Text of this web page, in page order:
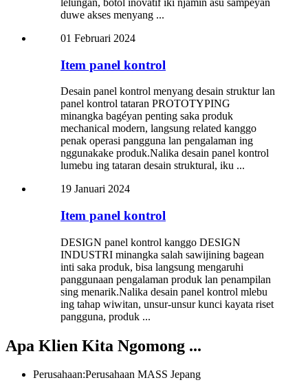
duwe akses menyang ...
01 Februari 2024
Item panel kontrol
Desain panel kontrol menyang desain struktur lan
panel kontrol tataran PROTOTYPING
minangka bagéyan penting saka produk
mechanical modern, langsung related kanggo
penak operasi pangguna lan pengalaman ing
nggunakake produk.Nalika desain panel kontrol
lumebu ing tataran desain struktural, iku ...
19 Januari 2024
Item panel kontrol
DESIGN panel kontrol kanggo DESIGN
INDUSTRI minangka salah sawijining bagean
inti saka produk, bisa langsung mengaruhi
panggunaan pengalaman produk lan penampilan
sing menarik.Nalika desain panel kontrol mlebu
ing tahap wiwitan, unsur-unsur kunci kayata riset
pangguna, produk ...
Apa Klien Kita Ngomong ...
Perusahaan:Perusahaan MASS Jepang